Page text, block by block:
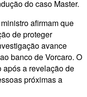
do caso Master.
afirmam que
de proteger
avance
banco de Vorcaro. O
a revelação de
próximas a